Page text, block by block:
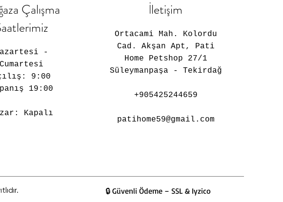
Çalışma
-
Cumartesi
9:00
19:00
Kapalı
İletişim
Ortacami Mah. Kolordu
Cad. Akşan Apt, Pati
Home Petshop 27/1
Süleymanpaşa - Tekirdağ
​+905425244659
patihome59@gmail.com
🔒 Güvenli Ödeme – SSL & Iyzico